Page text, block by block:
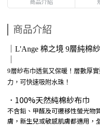
商品介紹
｜L'Ange 棉之境 9層純棉
9層紗布巾透氣又保暖！層數厚
力，可快速吸附水珠！
．100%天然純棉紗布巾
不含鉛、甲醛及可遷移性螢光物
膚，新生兒或敏感肌膚都適用，